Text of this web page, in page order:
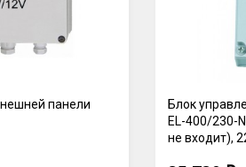
панели
Блок
EL-400/230-
не входит),